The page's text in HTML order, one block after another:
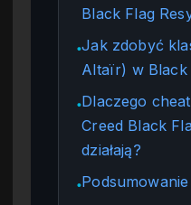
Black Flag
●Jak zdobyć
Altaïr) w Black
●Dlaczego
Creed Black
działają?
●Podsumowanie